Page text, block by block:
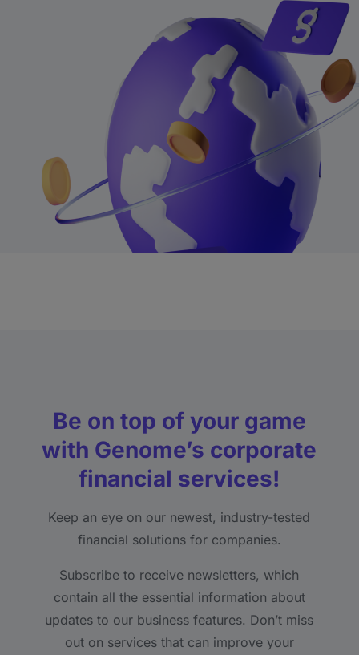
Be on top of your game
with Genome’s corporate
financial services!
Keep an eye on our newest, industry-tested
financial solutions for companies.
Subscribe to receive newsletters, which
contain all the essential information about
updates to our business features. Don’t miss
out on services that can improve your